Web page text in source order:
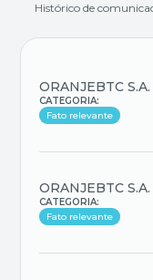
Histórico de
ORANJEBTC
CATEGORIA:
Fato relevante
ORANJEBTC
CATEGORIA:
Fato relevante